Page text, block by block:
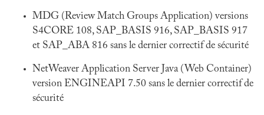
MDG (Review Match Groups Application) versions
S4CORE 108, SAP_BASIS 916, SAP_BASIS 917
et SAP_ABA 816 sans le dernier correctif de sécurité
NetWeaver Application Server Java (Web Container)
version ENGINEAPI 7.50 sans le dernier correctif de
sécurité